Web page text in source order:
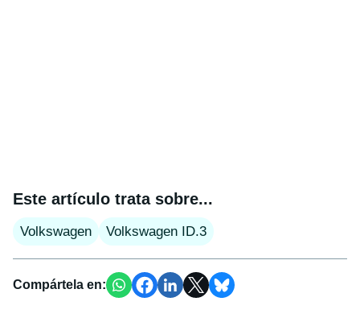
Este artículo trata sobre...
Volkswagen Volkswagen ID.3
Compártela en: